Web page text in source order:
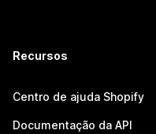
Recursos
Centro de ajuda Shopify
Documentação da API